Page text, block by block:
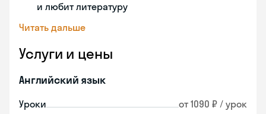
и любит литературу
Читать дальше
Услуги и цены
Английский язык
Уроки от 1090 ₽ / урок